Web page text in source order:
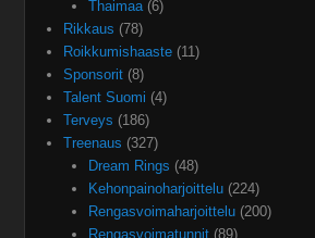
Thaimaa(6)
Rikkaus (78)
Roikkumishaaste (11)
Sponsorit (8)
Talent Suomi (4)
Terveys (186)
Treenaus (327)
Dream Rings (48)
Kehonpainoharjoittelu(224)
Rengasvoimaharjoittelu(200)
Rengasvoimatunnit(89)